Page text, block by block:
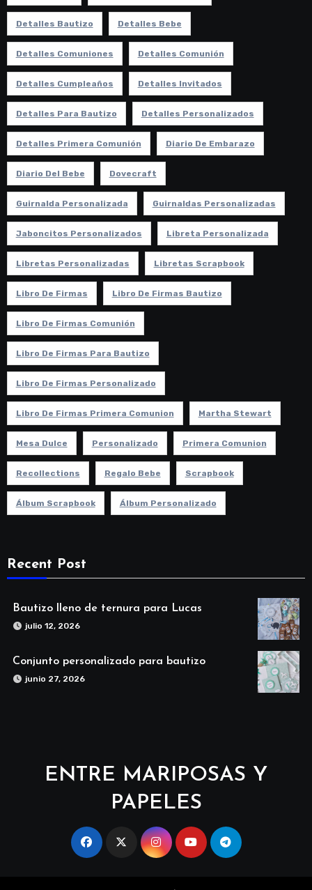
Detalles Bautizo Detalles Bebe
Detalles Comuniones Detalles Comunión
Detalles Cumpleaños Detalles Invitados
Detalles Para Bautizo Detalles Personalizados
Detalles Primera Comunión Diario De Embarazo
Diario Del Bebe Dovecraft
Guirnalda Personalizada Guirnaldas Personalizadas
Jaboncitos Personalizados Libreta Personalizada
Libretas Personalizadas Libretas Scrapbook
Libro De Firmas Libro De Firmas Bautizo
Libro De Firmas Comunión
Libro De Firmas Para Bautizo
Libro De Firmas Personalizado
Libro De Firmas Primera Comunion Martha Stewart
Mesa Dulce Personalizado Primera Comunion
Recollections Regalo Bebe Scrapbook
Álbum Scrapbook Álbum Personalizado
Recent Post
Bautizo lleno de ternura para Lucas
julio 12, 2026
Conjunto personalizado para bautizo
junio 27, 2026
ENTRE MARIPOSAS Y
PAPELES